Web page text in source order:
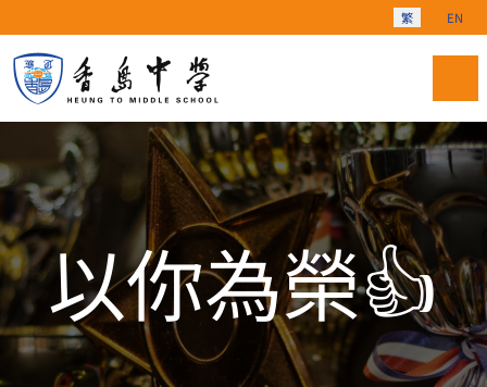
選擇你的語言
繁 EN
以你為榮👍